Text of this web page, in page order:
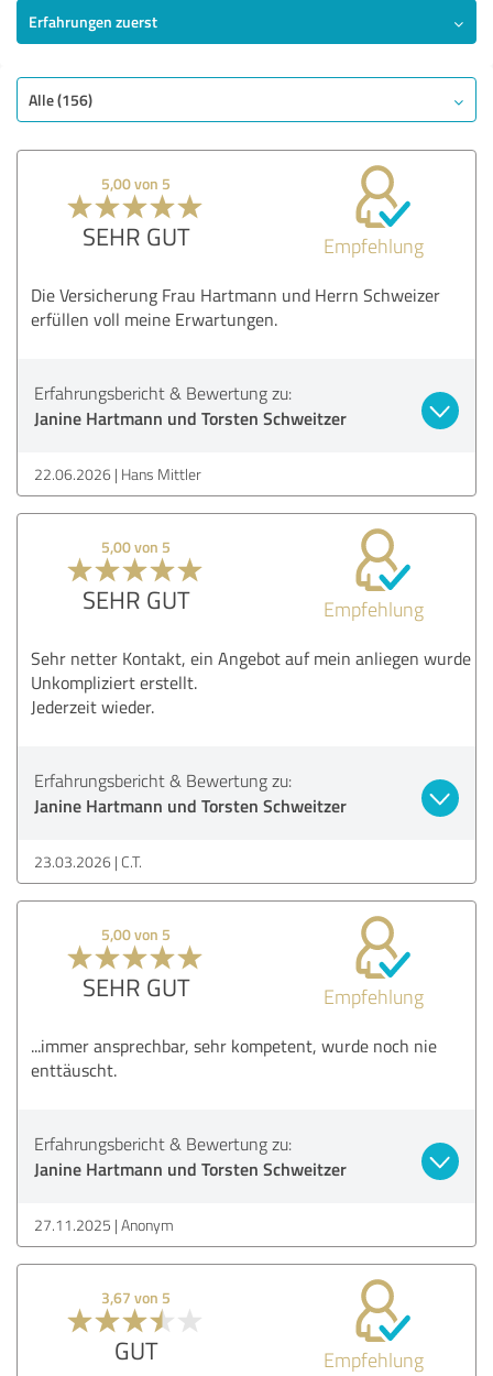
Erfahrungen zuerst
Alle (156)
5,00 von 5
SEHR GUT Empfehlung
Die Versicherung Frau Hartmann und Herrn Schweizer
erfüllen voll meine Erwartungen.
Erfahrungsbericht & Bewertung zu:
Janine Hartmann und Torsten Schweitzer
22.06.2026 Hans Mittler
5,00 von 5
SEHR GUT Empfehlung
Sehr netter Kontakt, ein Angebot auf mein anliegen wurde
Unkompliziert erstellt.
Jederzeit wieder.
Erfahrungsbericht & Bewertung zu:
Janine Hartmann und Torsten Schweitzer
23.03.2026 C.T.
5,00 von 5
SEHR GUT Empfehlung
...immer ansprechbar, sehr kompetent, wurde noch nie
enttäuscht.
Erfahrungsbericht & Bewertung zu:
Janine Hartmann und Torsten Schweitzer
27.11.2025 Anonym
3,67 von 5
GUT Empfehlung